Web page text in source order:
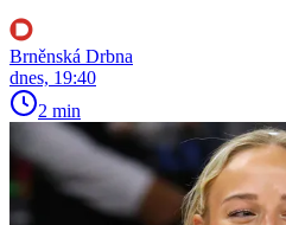
Brněnská Drbna
dnes, 19:40
2 min